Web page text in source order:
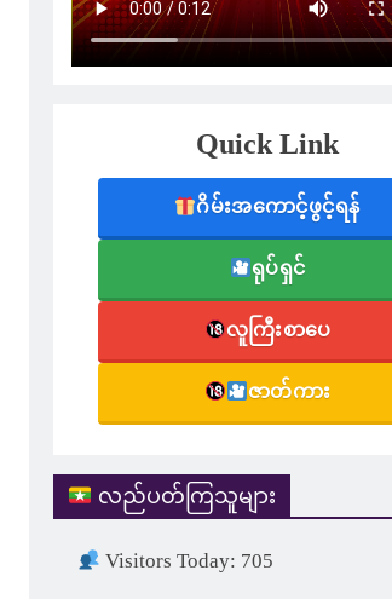
Quick Link
ဂိမ်းအကောင့်ဖွင့်ရန်
ရုပ်ရှင်
လူကြီးစာပေ
ဇာတ်ကား
လည်ပတ်ကြသူများ
Visitors Today: 705